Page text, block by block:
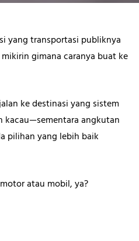
yang transportasi publiknya
gimana caranya buat ke
ke destinasi yang sistem
kacau—sementara angkutan
pilihan yang lebih baik
atau mobil, ya?